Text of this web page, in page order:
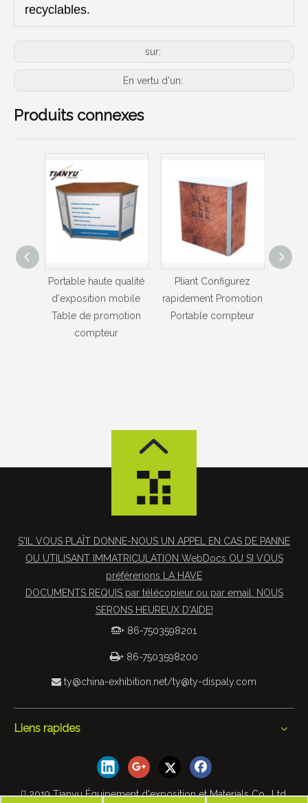
recyclables.
sur:
En vertu d'un:
Produits connexes
Pliant Configurez
rapidement Promotion
Portable compteur
Pliant Configurez
rapidement Portable
Display compteur
S'IL VOUS PLAÎT DONNE-NOUS UN APPEL EN CAS DE PANNE
OU UTILISANT IMMATRICULATION WebDocs OU SI VOUS
préférerions LA HAVE
DOCUMENTS REQUIS par télécopieur ou par email. NOUS
SERONS HEUREUX D'AIDE!
+ 86-7503598201
+ 86-7503598200
 ty@china-exhibition.net/ty@ty-dispaly.com
Liens rapides
 2019 Tianyu Équipement d'exposition et Materials Co., Ltd.